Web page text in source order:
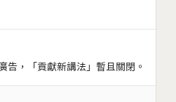
告，「貢獻新講法」暫且關閉。